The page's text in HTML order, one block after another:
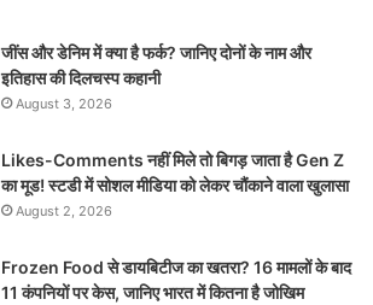
जींस और डेनिम में क्या है फर्क? जानिए दोनों के नाम और
इतिहास की दिलचस्प कहानी
August 3, 2026
Likes-Comments नहीं मिले तो बिगड़ जाता है Gen Z
का मूड! स्टडी में सोशल मीडिया को लेकर चौंकाने वाला खुलासा
August 2, 2026
Frozen Food से डायबिटीज का खतरा? 16 मामलों के बाद
11 कंपनियों पर केस, जानिए भारत में कितना है जोखिम